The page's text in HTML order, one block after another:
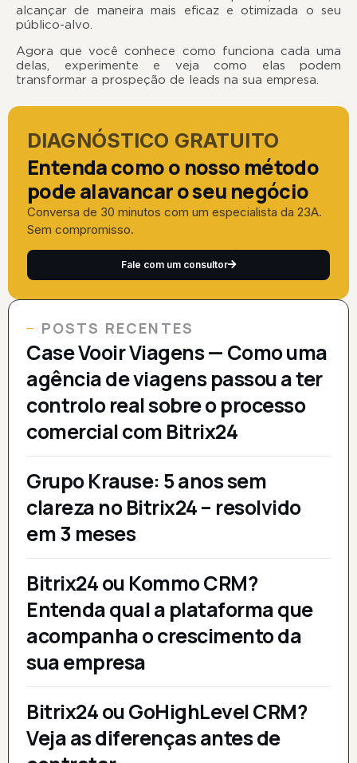
alcançar de maneira mais eficaz e otimizada o seu
público-alvo.
Agora que você conhece como funciona cada uma
delas, experimente e veja como elas podem
transformar a prospeção de leads na sua empresa.
DIAGNÓSTICO GRATUITO
Entenda como o nosso método
pode alavancar o seu negócio
Conversa de 30 minutos com um especialista da 23A.
Sem compromisso.
Fale com um consultor
POSTS RECENTES
Case Vooir Viagens — Como uma
agência de viagens passou a ter
controlo real sobre o processo
comercial com Bitrix24
Grupo Krause: 5 anos sem
clareza no Bitrix24 – resolvido
em 3 meses
Bitrix24 ou Kommo CRM?
Entenda qual a plataforma que
acompanha o crescimento da
sua empresa
Bitrix24 ou GoHighLevel CRM?
Veja as diferenças antes de